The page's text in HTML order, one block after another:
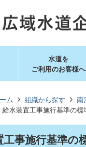
水道を
ご利用のお客様へ
ム 組織から探す 南
給水装置工事施行基準の標
工事施行基準の